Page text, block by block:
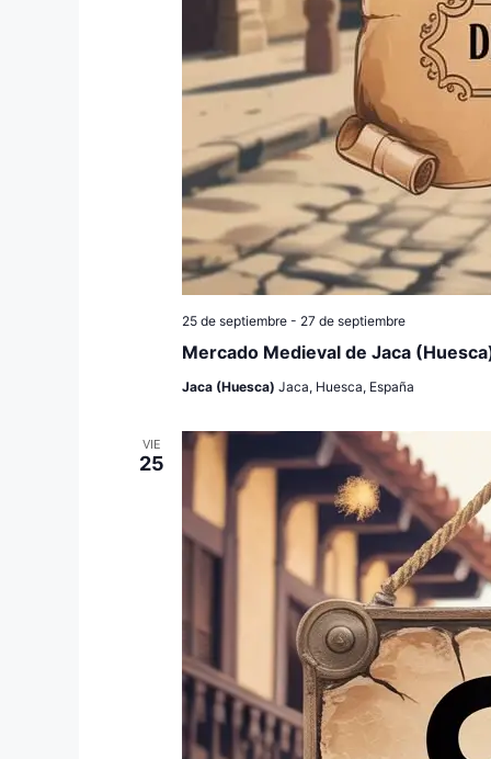
Mercado Medieval de Jaca
25 de septiembre- 27 de septiembre
Jaca (Huesca) Jaca, Huesca, España
VIE
25